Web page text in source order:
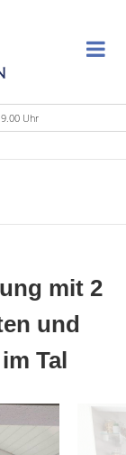
Uhr
mit 2
und
Tal